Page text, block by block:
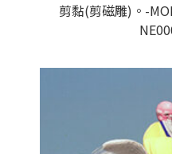
剪黏(剪磁雕)。-